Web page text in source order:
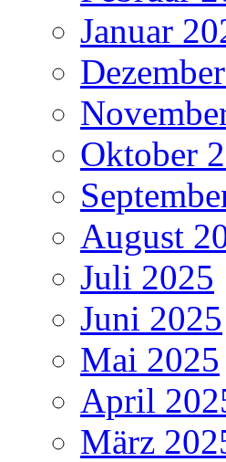
Januar
Oktober
August
Juli 2025
Juni 2025
Mai 2025
April
März